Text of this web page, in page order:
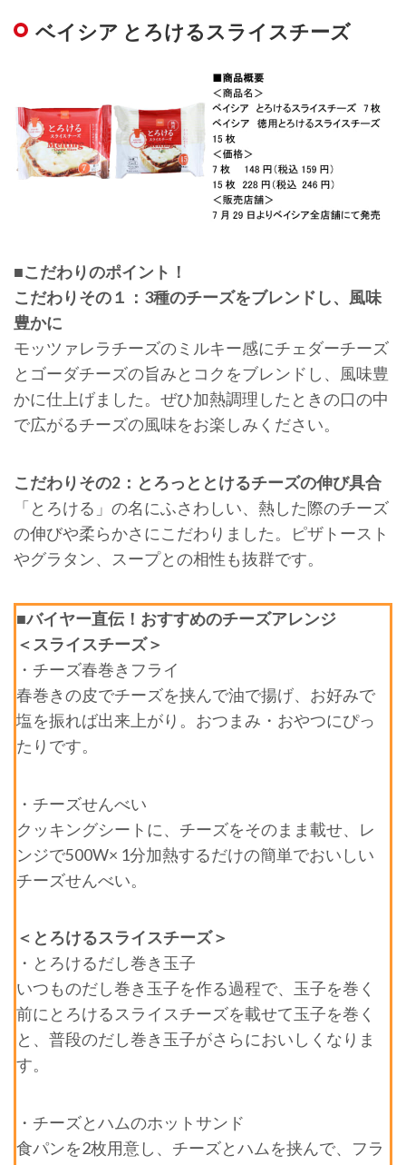
ベイシア とろけるスライスチーズ
■こだわりのポイント！
こだわりその１：3種のチーズをブレンドし、風味
豊かに
モッツァレラチーズのミルキー感にチェダーチーズ
とゴーダチーズの旨みとコクをブレンドし、風味豊
かに仕上げました。ぜひ加熱調理したときの口の中
で広がるチーズの風味をお楽しみください。
こだわりその2：とろっととけるチーズの伸び具合
「とろける」の名にふさわしい、熱した際のチーズ
の伸びや柔らかさにこだわりました。ピザトースト
やグラタン、スープとの相性も抜群です。
■バイヤー直伝！おすすめのチーズアレンジ
＜スライスチーズ＞
・チーズ春巻きフライ
春巻きの皮でチーズを挟んで油で揚げ、お好みで
塩を振れば出来上がり。おつまみ・おやつにぴっ
たりです。
・チーズせんべい
クッキングシートに、チーズをそのまま載せ、レ
ンジで500W× 1分加熱するだけの簡単でおいしい
チーズせんべい。
＜とろけるスライスチーズ＞
・とろけるだし巻き玉子
いつものだし巻き玉子を作る過程で、玉子を巻く
前にとろけるスライスチーズを載せて玉子を巻く
と、普段のだし巻き玉子がさらにおいしくなりま
す。
・チーズとハムのホットサンド
食パンを2枚用意し、チーズとハムを挟んで、フラ